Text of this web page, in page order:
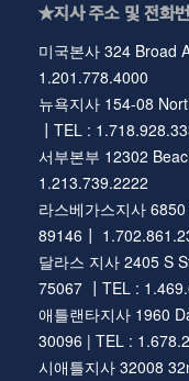
★지사 주소 및 전화
미국본사 324 Broad
1.201.778.4000
뉴욕지사 154-08
┃TEL :
서부본부 12302
1.213.739.2222
라스베가스지사
89146┃
달라스 지사 2405 S
75067 ┃TEL :
애틀랜타지사 1960
30096 | TEL :
시애틀지사 32008